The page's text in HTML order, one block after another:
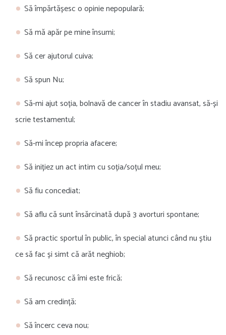
Să împărtășesc o opinie nepopulară;
Să mă apăr pe mine însumi;
Să cer ajutorul cuiva;
Să spun Nu;
Să-mi ajut soția, bolnavă de cancer în stadiu avansat, să-și
scrie testamentul;
Să-mi încep propria afacere;
Să inițiez un act intim cu soția/soțul meu;
Să fiu concediat;
Să aflu că sunt însărcinată după 3 avorturi spontane;
Să practic sportul în public, în special atunci când nu știu
ce să fac și simt că arăt neghiob;
Să recunosc că îmi este frică;
Să am credință;
Să încerc ceva nou;